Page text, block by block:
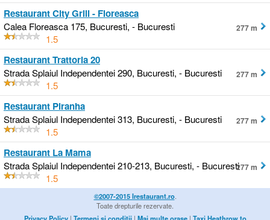
Restaurant City Grill - Floreasca
Calea Floreasca 175, Bucuresti, - Bucuresti
1.5
277 m
Restaurant Trattoria 20
Strada Splaiul Independentei 290, Bucuresti, - Bucuresti
1.5
277 m
Restaurant Piranha
Strada Splaiul Independentei 313, Bucuresti, - Bucuresti
1.5
277 m
Restaurant La Mama
Strada Splaiul Independentei 210-213, Bucuresti, - Bucuresti
1.5
277 m
©2007-2015 Irestaurant.ro.
Toate drepturile rezervate.